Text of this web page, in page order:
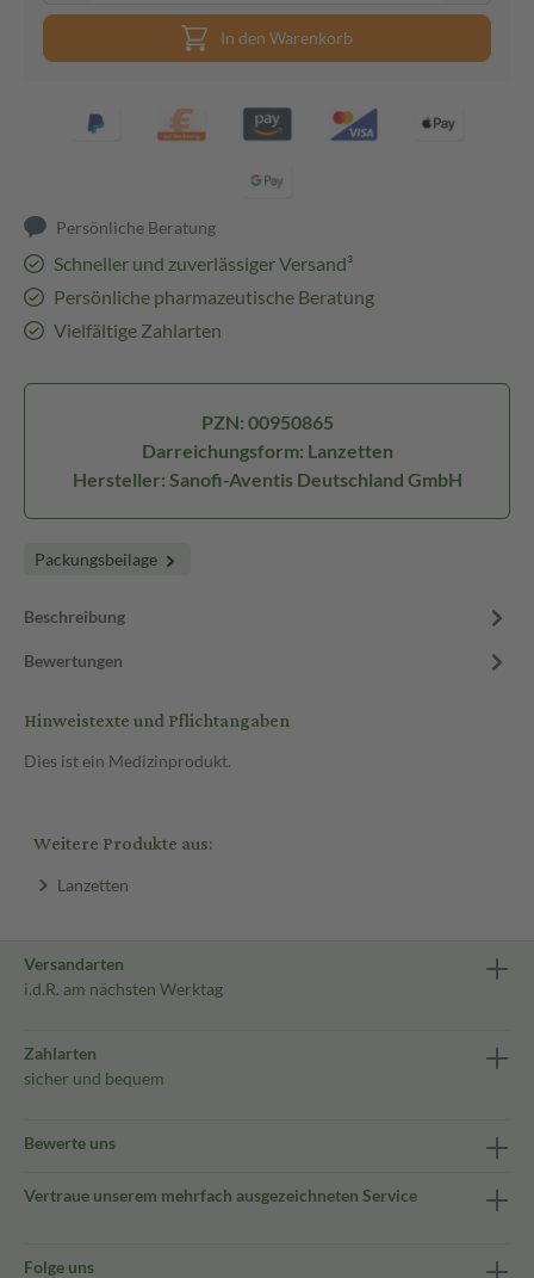
In den Warenkorb
Persönliche Beratung
Schneller und zuverlässiger Versand³
Persönliche pharmazeutische Beratung
Vielfältige Zahlarten
PZN: 00950865
Darreichungsform: Lanzetten
Hersteller: Sanofi-Aventis Deutschland GmbH
Packungsbeilage
Beschreibung
Bewertungen
Hinweistexte und Pflichtangaben
Dies ist ein Medizinprodukt.
Weitere Produkte aus:
Lanzetten
Versandarten
i.d.R. am nächsten Werktag
Zahlarten
sicher und bequem
Bewerte uns
Vertraue unserem mehrfach ausgezeichneten Service
Folge uns